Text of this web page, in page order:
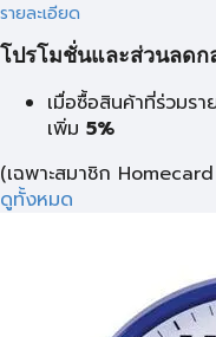
รายละเอียด
โปรโมชั่นและส่วนลด
เมื่อซื้อสินค้าที่ร่วมร
เพิ่ม 5%
(เฉพาะสมาชิก
ดูทั้งหมด